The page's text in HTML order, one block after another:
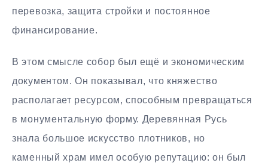
перевозка, защита стройки и постоянное
финансирование.
В этом смысле собор был ещё и экономическим
документом. Он показывал, что княжество
располагает ресурсом, способным превращаться
в монументальную форму. Деревянная Русь
знала большое искусство плотников, но
каменный храм имел особую репутацию: он был